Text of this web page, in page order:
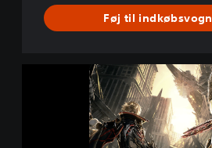
Føj til indkøbsvogn